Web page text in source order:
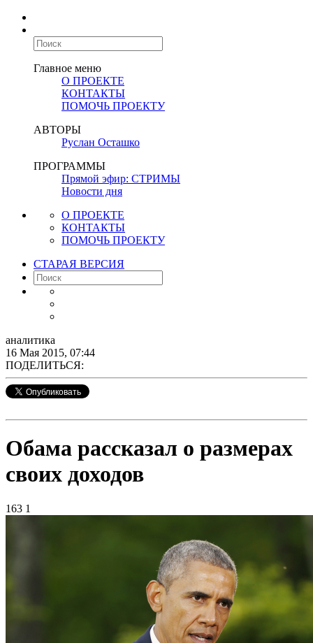
Главное меню
О ПРОЕКТЕ
КОНТАКТЫ
ПОМОЧЬ ПРОЕКТУ
АВТОРЫ
Руслан Осташко
ПРОГРАММЫ
Прямой эфир: СТРИМЫ
Новости дня
О ПРОЕКТЕ
КОНТАКТЫ
ПОМОЧЬ ПРОЕКТУ
СТАРАЯ ВЕРСИЯ
аналитика
16 Мая 2015, 07:44
ПОДЕЛИТЬСЯ:
Обама рассказал о размерах
своих доходов
163 1